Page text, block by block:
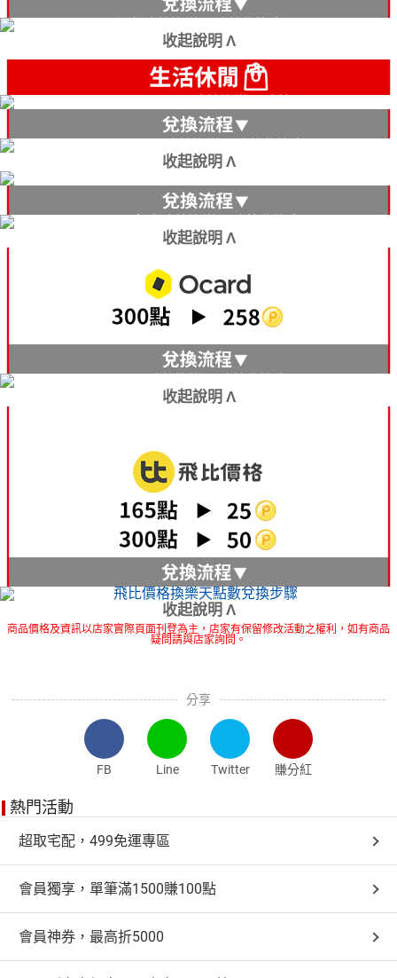
收起說明 Λ
收起說明 Λ
收起說明 Λ
收起說明 Λ
收起說明 Λ
商品價格及資訊以店家實際頁面刊登為主，店家有保留修改活動之權利，如有商品
疑問請與店家詢問。
分享
FB Line Twitter 賺分紅
熱門活動
超取宅配，499免運專區
會員獨享，單筆滿1500賺100點
會員神券，最高折5000